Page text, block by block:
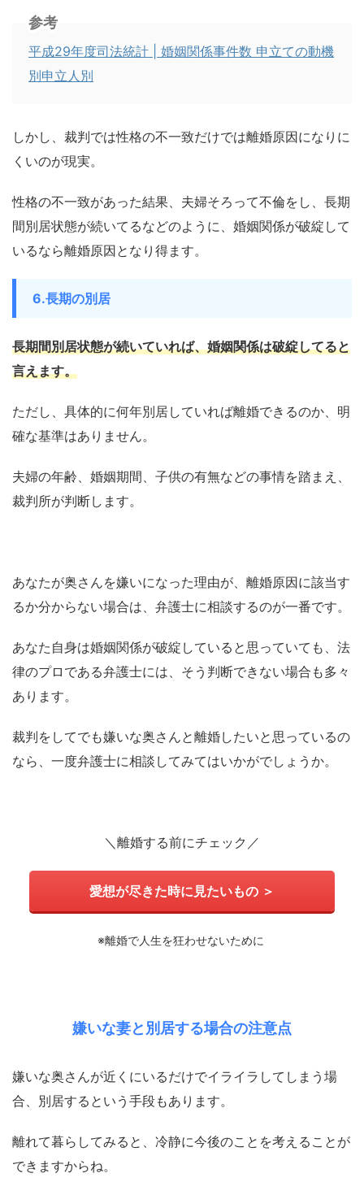
参考
平成29年度司法統計 | 婚姻関係事件数 申立ての動機
別申立人別
しかし、裁判では性格の不一致だけでは離婚原因になりに
くいのが現実。
性格の不一致があった結果、夫婦そろって不倫をし、長期
間別居状態が続いてるなどのように、婚姻関係が破綻して
いるなら離婚原因となり得ます。
6.長期の別居
長期間別居状態が続いていれば、婚姻関係は破綻してると
言えます。
ただし、具体的に何年別居していれば離婚できるのか、明
確な基準はありません。
夫婦の年齢、婚姻期間、子供の有無などの事情を踏まえ、
裁判所が判断します。
あなたが奥さんを嫌いになった理由が、離婚原因に該当す
るか分からない場合は、弁護士に相談するのが一番です。
あなた自身は婚姻関係が破綻していると思っていても、法
律のプロである弁護士には、そう判断できない場合も多々
あります。
裁判をしてでも嫌いな奥さんと離婚したいと思っているの
なら、一度弁護士に相談してみてはいかがでしょうか。
＼離婚する前にチェック／
愛想が尽きた時に見たいもの ＞
※離婚で人生を狂わせないために
嫌いな妻と別居する場合の注意点
嫌いな奥さんが近くにいるだけでイライラしてしまう場
合、別居するという手段もあります。
離れて暮らしてみると、冷静に今後のことを考えることが
できますからね。